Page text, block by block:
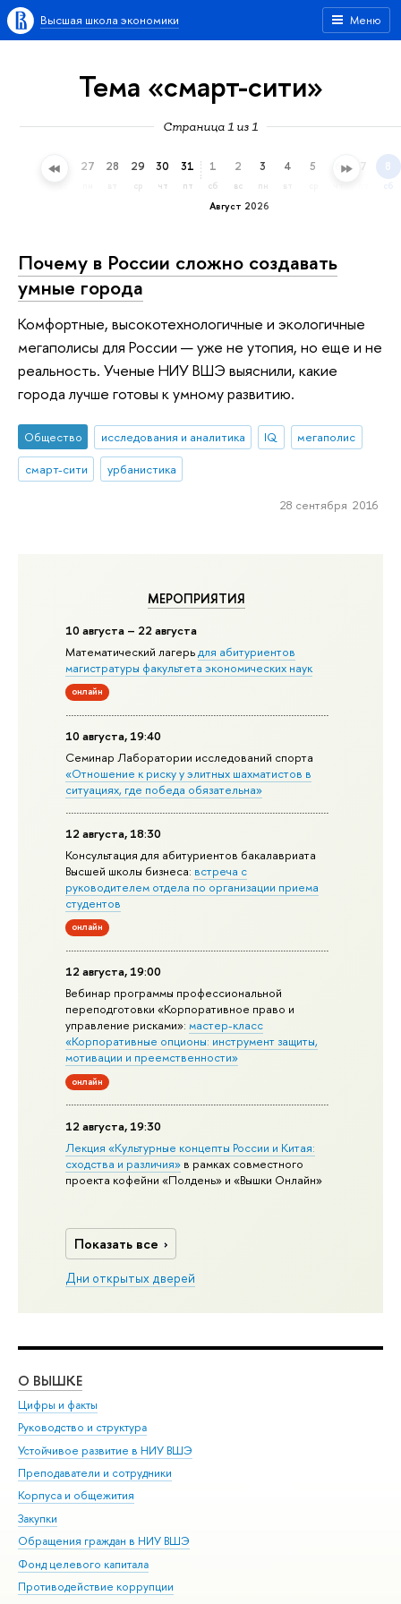
Меню
Высшая школа экономики
Тема «смарт-сити»
Страница 1 из 1
26 27 28 29
ср
30
чт
31
пт
Август 2026
1
сб
2
вс
3
пн
4 5 6 7 8
сб
МЕРОПРИЯТИЯ
10 августа – 22 августа
Математический лагерьдля абитуриентов
магистратуры факультета экономических наук
онлайн
10 августа, 19:40
Семинар Лаборатории исследований спорта
«Отношение к риску у элитных шахматистов в
ситуациях, где победа обязательна»
12 августа, 18:30
Консультация для абитуриентов бакалавриата
Высшей школы бизнеса: встреча с
руководителем отдела по организации приема
студентов
онлайн
12 августа, 19:00
Вебинар программы профессиональной
переподготовки «Корпоративное право и
управление рисками»:мастер-класс
«Корпоративные опционы: инструмент защиты,
мотивации и преемственности»
онлайн
12 августа, 19:30
Лекция «Культурные концепты России и Китая:
сходства и различия» в рамках совместного
проекта кофейни «Полдень» и «Вышки Онлайн»
Показать все
Дни открытых дверей
Почему в России сложно создавать
умные города
Комфортные, высокотехнологичные и экологичные
мегаполисы для России — уже не утопия, но еще и не
реальность. Ученые НИУ ВШЭ выяснили, какие
города лучше готовы к умному развитию.
Общество исследования и аналитика IQ
мегаполис
смарт-сити
урбанистика
28 сентября 2016
О ВЫШКЕ
Цифры и факты
Руководство и структура
Устойчивое развитие в НИУ ВШЭ
Преподаватели и сотрудники
Корпуса и общежития
Закупки
Обращения граждан в НИУ ВШЭ
Фонд целевого капитала
Противодействие коррупции